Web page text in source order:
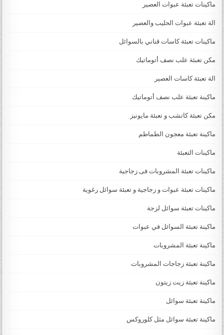
ماكينات تعبئة عبوات العصير
الة تعبئة عبوات الحليب والعصير
ماكينات تعبئة كاسات قناني بالسوائل
مكن تعبئة علب نصف أتوماتيك
الة تعبئة كاسات العصير
ماكينة تعبئة علب نصف أتوماتيك
مكن تعبئة كاتشب و تعبئة مايونيز
ماكينة تعبئة معجون الطماطم
ماكينات التعبئة
ماكينات تعبئة المشروبات فى زجاجية
ماكينات تعبئة عبوات و زجاجية و تعبئة سوائل رغوية
ماكينات تعبئة سوائل لزجة
‏‏‏ماكينة تعبئة السوائل في عبوات
ماكينة تعبئة المشروبات
ماكينة تعبئة زجاجات المشروبات
ماكينة تعبئة زيت زيتون
ماكينة تعبئة سوائل
ماكينة تعبئة سوائل مثل كلوروكس